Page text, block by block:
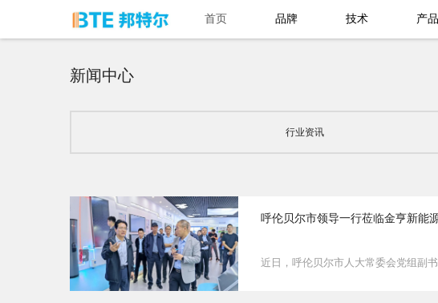
首页 品牌 技术 产品
新闻中心
行业资讯
呼伦贝尔市领导一行莅临金亨新能
近日，呼伦贝尔市人大常委会党组副